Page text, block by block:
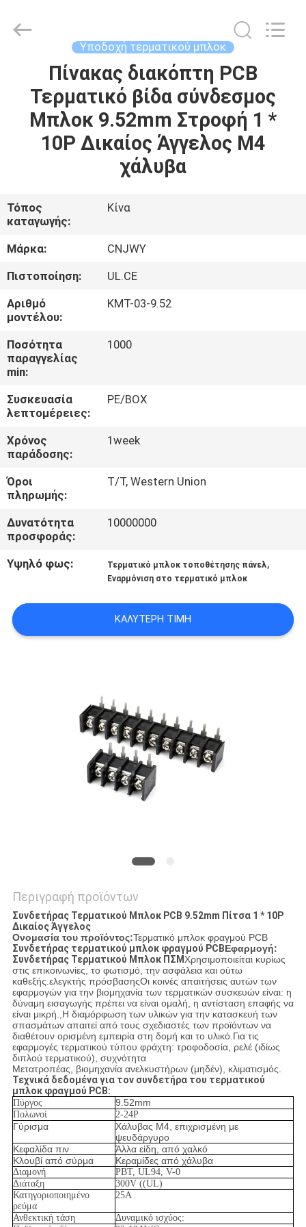
ΠΡΟΪΌΝΤΑ
ΓΎΡΟΣ
ΕΡΓΟΣΤΑΣΊΩΝ
ΠΟΙΟΤΙΚΌΣ
ΈΛΕΓΧΟΣ
ΜΑΣ
ΣΕ
ΕΠΑΦΉ
ΜΕ
ΖΗΤΉΣΤΕ
ΈΝΑ
ΑΠΌΣΠΑΣΜΑ
NEWS
Electronic
Co.,Ltd.
Υποδοχή τερματικού μπλοκ
Πίνακας διακόπτη PCB
Τερματικό βίδα σύνδεσμος
Μπλοκ 9.52mm Στροφή 1 *
10P Δικαίος Άγγελος M4
χάλυβα
Τόπος
καταγωγής:
Κίνα
Μάρκα:
CNJWY
Πιστοποίηση:
UL.CE
Αριθμό
μοντέλου:
ΚΜΤ-03-9.52
Ποσότητα
παραγγελίας
min:
1000
Συσκευασία
λεπτομέρειες:
PE/BOX
Χρόνος
παράδοσης:
1week
Όροι
πληρωμής:
T/T, Western Union
Δυνατότητα
προσφοράς:
10000000
Υψηλό φως: Τερματικό μπλοκ τοποθέτησης πάνελ,
Εναρμόνιση στο τερματικό μπλοκ
ΚΑΛΎΤΕΡΗ ΤΙΜΉ
Περιγραφή προϊόντων
Συνδετήρας Τερματικού Μπλοκ PCB 9.52mm Πίτσα 1 * 10P
Δικαίος Άγγελος
Ονομασία του προϊόντος:Τερματικό μπλοκ φραγμού PCB
Συνδετήρας τερματικού μπλοκ φραγμού PCBΕφαρμογή:
Συνδετήρας Τερματικού Μπλοκ ΠΣΜΧρησιμοποιείται κυρίως
στις επικοινωνίες, το φωτισμό, την ασφάλεια και ούτω
καθεξής.ελεγκτής πρόσβασηςΟι κοινές απαιτήσεις αυτών των
εφαρμογών για την βιομηχανία των τερματικών συσκευών είναι: η
δύναμη εισαγωγής πρέπει να είναι ομαλή, η αντίσταση επαφής να
είναι μικρή.,Η διαμόρφωση των υλικών για την κατασκευή των
σπασμάτων απαιτεί από τους σχεδιαστές των προϊόντων να
διαθέτουν ορισμένη εμπειρία στη δομή και το υλικό.Για τις
εφαρμογές τερματικού τύπου φράχτη: τροφοδοσία, ρελέ (ιδίως
διπλού τερματικού), συχνότητα
Μετατροπέας, βιομηχανία ανελκυστήρων (μηδέν), κλιματισμός.
Τεχνικά δεδομένα για τον συνδετήρα του τερματικού
μπλοκ φραγμού PCB:
Πύργος 9.52mm
Πολωνοί 2-24P
Γύρισμα
Χάλυβας M4, επιχρισμένη με
ψευδάργυρο
Κεφαλίδα πιν
Άλλα είδη, από χαλκό
Κλουβί από σύρμα
Κεραμίδες από χάλυβα
Διαμονή
PBT, UL94, V-0
Διάταξη
300V ((UL)
Κατηγοριοποιημένο
ρεύμα
25Α
Ανθεκτική τάση
Δυναμικό ισχύος: